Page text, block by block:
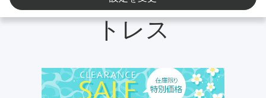
トレス